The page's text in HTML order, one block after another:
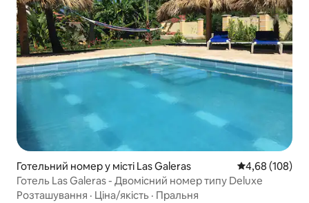
Готельний номер у місті Las Galeras Середня
4,68 (108)
Готель Las Galeras - Двомісний номер типу Deluxe
Розташування · Ціна/якість · Пральня